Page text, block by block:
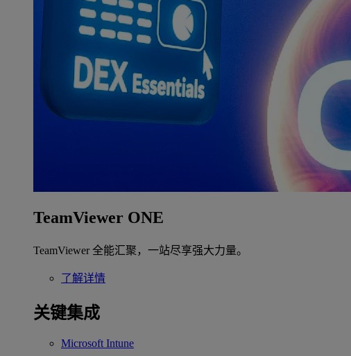
TeamViewer ONE
TeamViewer 全能汇聚，一站尽享强大力量。
了解详情
关键集成
Microsoft Intune